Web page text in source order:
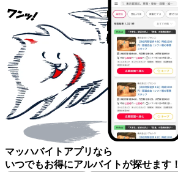
マッハバイトアプリなら
いつでもお得にアルバイトが探せます！